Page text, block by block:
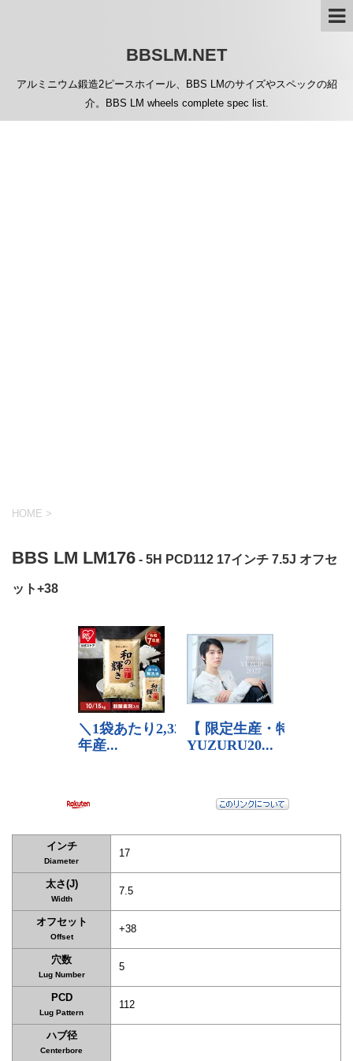
BBSLM.NET
アルミニウム鍛造2ピースホイール、BBS LMのサイズやスペックの紹
介。BBS LM wheels complete spec list.
HOME >
BBS LM LM176 - 5H PCD112 17インチ 7.5J オフセ
ット+38
インチ
Diameter
17
太さ(J)
Width
7.5
オフセット
Offset
+38
穴数
Lug Number
5
PCD
Lug Pattern
112
ハブ径
Centerbore